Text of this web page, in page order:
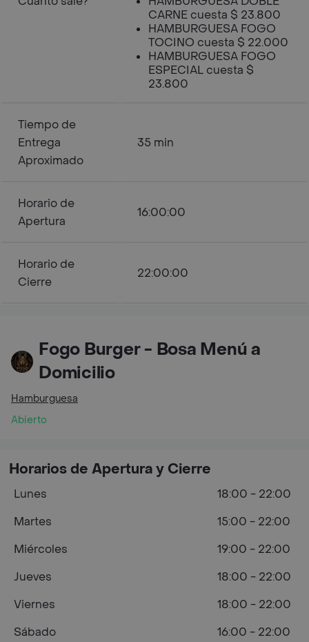
CARNE cuesta $ 23.800
HAMBURGUESA FOGO
TOCINO cuesta $ 22.000
HAMBURGUESA FOGO
ESPECIAL cuesta $
23.800
Tiempo de
Entrega
Aproximado
35 min
Horario de
Apertura
16:00:00
Horario de
Cierre
22:00:00
Fogo Burger - Bosa Menú a
Domicilio
Hamburguesa
Abierto
Horarios de Apertura y Cierre
Lunes
18:00 - 22:00
Martes
15:00 - 22:00
Miércoles
19:00 - 22:00
Jueves
18:00 - 22:00
Viernes
18:00 - 22:00
Sábado
16:00 - 22:00